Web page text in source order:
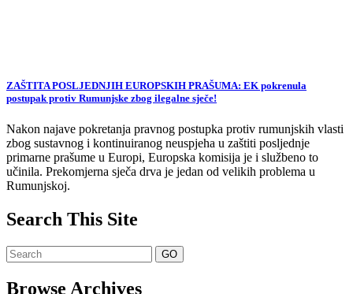
ZAŠTITA POSLJEDNJIH EUROPSKIH PRAŠUMA: EK pokrenula
postupak protiv Rumunjske zbog ilegalne sječe!
Nakon najave pokretanja pravnog postupka protiv rumunjskih vlasti
zbog sustavnog i kontinuiranog neuspjeha u zaštiti posljednje
primarne prašume u Europi, Europska komisija je i službeno to
učinila. Prekomjerna sječa drva je jedan od velikih problema u
Rumunjskoj.
Search This Site
Browse Archives